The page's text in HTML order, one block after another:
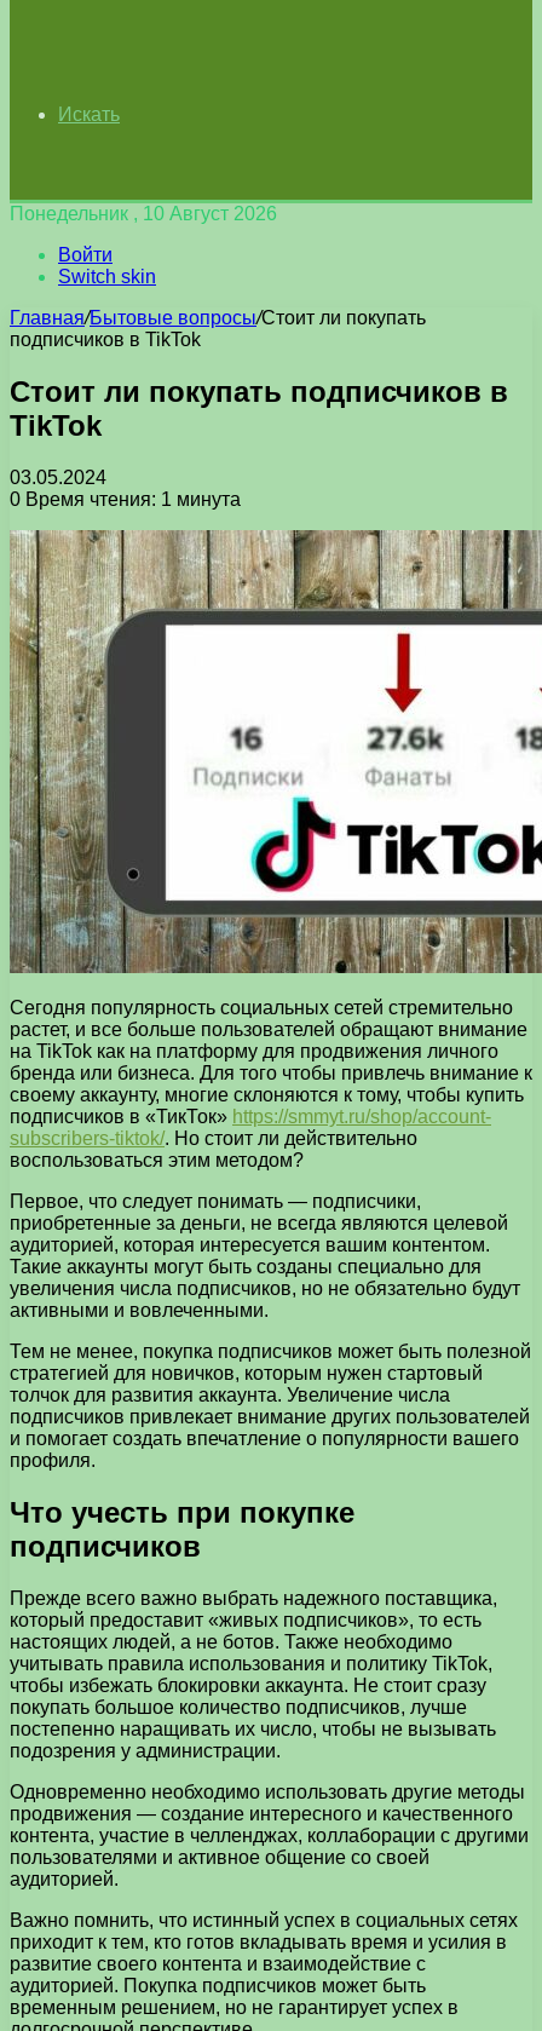
Искать
Понедельник , 10 Август 2026
Войти
Switch skin
Главная/Бытовые вопросы/Стоит ли покупать
подписчиков в TikTok
Стоит ли покупать подписчиков в
TikTok
03.05.2024
0 Время чтения: 1 минута
Сегодня популярность социальных сетей стремительно
растет, и все больше пользователей обращают внимание
на TikTok как на платформу для продвижения личного
бренда или бизнеса. Для того чтобы привлечь внимание к
своему аккаунту, многие склоняются к тому, чтобы купить
подписчиков в «ТикТок» https://smmyt.ru/shop/account-
subscribers-tiktok/. Но стоит ли действительно
воспользоваться этим методом?
Первое, что следует понимать — подписчики,
приобретенные за деньги, не всегда являются целевой
аудиторией, которая интересуется вашим контентом.
Такие аккаунты могут быть созданы специально для
увеличения числа подписчиков, но не обязательно будут
активными и вовлеченными.
Тем не менее, покупка подписчиков может быть полезной
стратегией для новичков, которым нужен стартовый
толчок для развития аккаунта. Увеличение числа
подписчиков привлекает внимание других пользователей
и помогает создать впечатление о популярности вашего
профиля.
Что учесть при покупке
подписчиков
Прежде всего важно выбрать надежного поставщика,
который предоставит «живых подписчиков», то есть
настоящих людей, а не ботов. Также необходимо
учитывать правила использования и политику TikTok,
чтобы избежать блокировки аккаунта. Не стоит сразу
покупать большое количество подписчиков, лучше
постепенно наращивать их число, чтобы не вызывать
подозрения у администрации.
Одновременно необходимо использовать другие методы
продвижения — создание интересного и качественного
контента, участие в челленджах, коллаборации с другими
пользователями и активное общение со своей
аудиторией.
Важно помнить, что истинный успех в социальных сетях
приходит к тем, кто готов вкладывать время и усилия в
развитие своего контента и взаимодействие с
аудиторией. Покупка подписчиков может быть
временным решением, но не гарантирует успех в